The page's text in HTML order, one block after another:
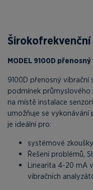
Širokofrekvenční
MODEL 9100D
9100D přenosný
podmínek
na místě instalace
umožňuje se
je ideální pro:
systémové
Řešení problémů,
Linearita 4-20 mA
vibračních